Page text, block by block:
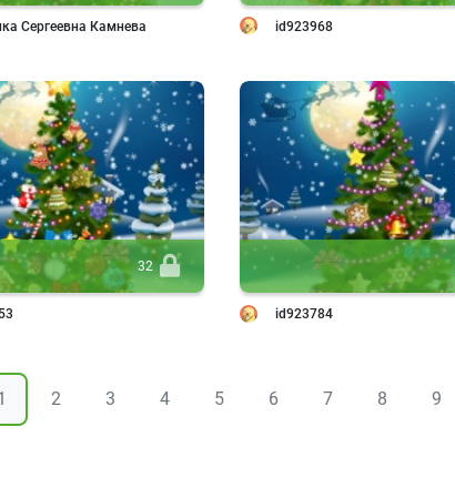
Сергеевна Камнева id923968
32
id923784
2 3 4 5 6 7 8 9